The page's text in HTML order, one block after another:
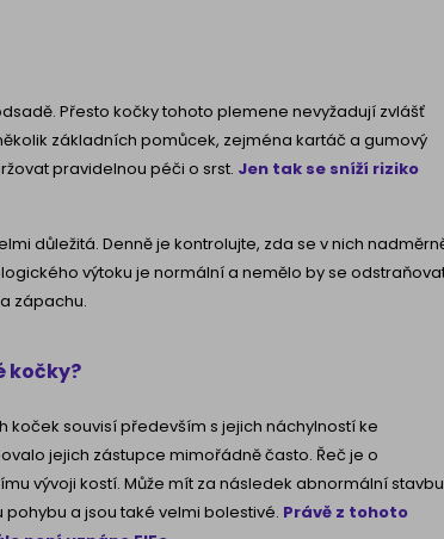
Přesto kočky tohoto plemene nevyžadují zvlášť
základních pomůcek, zejména kartáč a gumový
pravidelnou péči o srst. Jen tak se sníží riziko
důležitá. Denně je kontrolujte, zda se v nich
výtoku je normální a nemělo by se
zápachu.
kočky?
souvisí především s jejich náchylností ke
jejich zástupce mimořádně často. Řeč je o
vývoji kostí. Může mít za následek abnormální stavbu
a jsou také velmi bolestivé. Právě z tohoto